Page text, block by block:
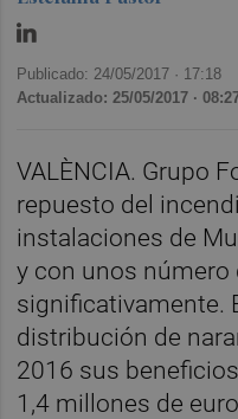
Publicado: 24/05/2017 · 17:18
Actualizado: 25/05/2017 ·
VALÈNCIA. Grupo
repuesto del
instalaciones de
y con unos número
significativamente.
distribución de
2016 sus
1,4 millones de